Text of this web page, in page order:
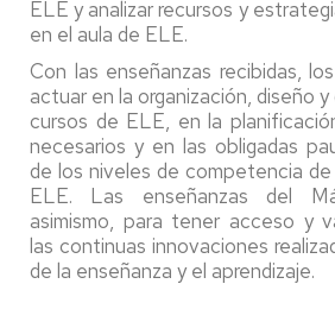
ELE y analizar recursos y
en el aula de ELE.
Con las enseñanzas recibidas,
actuar en la organización, diseño
cursos de ELE, en la
necesarios y en las obligadas
de los niveles de competencia
ELE. Las enseñanzas del
asimismo, para tener acceso y
las continuas innovaciones
de la enseñanza y el aprendizaje.